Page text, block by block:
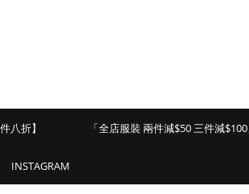
八折】 「全店服裝 兩件減$50 三件減$100
INSTAGRAM